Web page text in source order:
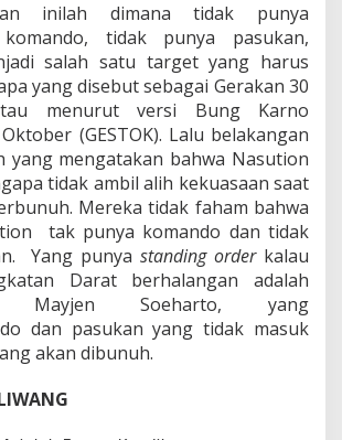
inilah dimana tidak punya
komando, tidak punya pasukan,
salah satu target yang harus
yang disebut sebagai Gerakan 30
menurut versi Bung Karno
(GESTOK). Lalu belakangan
yang mengatakan bahwa Nasution
tidak ambil alih kekuasaan saat
Mereka tidak faham bahwa
tak punya komando dan tidak
Yang punya standing orderkalau
Darat berhalangan adalah
Mayjen Soeharto, yang
dan pasukan yang tidak masuk
akan dibunuh.